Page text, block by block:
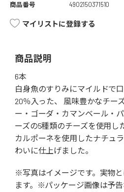
商品番号
4902150371510
マイリストに登録する
商品説明
6本
白身魚のすりみにマイルドで
20％入った、 風味豊かなチー
ー・ゴーダ・カマンベール・
ーズの5種類のチーズを使用し
カルポーネを使用したナチュ
わいに仕上げました。
※写真はイメージです。実物
ます。※パッケージ画像は予